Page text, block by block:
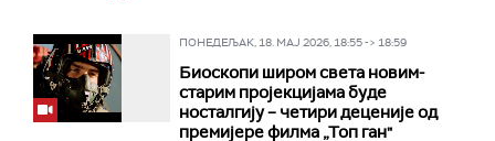
ПОНЕДЕЉАК, 18. МАЈ 2026, 18:55 -> 18:59
Биоскопи широм света новим-
старим пројекцијама буде
носталгију – четири деценије од
премијере филма „Топ ган"